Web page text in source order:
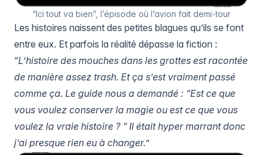
“Ici tout va bien”, l’épisode où l’avion fait demi-tour
Les histoires naissent des petites blagues qu’ils se font
entre eux. Et parfois la réalité dépasse la fiction :
“L’histoire des mouches dans les grottes est racontée
de manière assez trash. Et ça s’est vraiment passé
comme ça. Le guide nous a demandé : “Est ce que
vous voulez conserver la magie ou est ce que vous
voulez la vraie histoire ? “ Il était hyper marrant donc
j’ai presque rien eu à changer.”